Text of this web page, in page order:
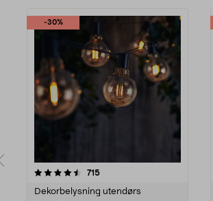
-30%
715anmeldelser
Dekorbelysning utendørs
4.5 av 5 stjerner